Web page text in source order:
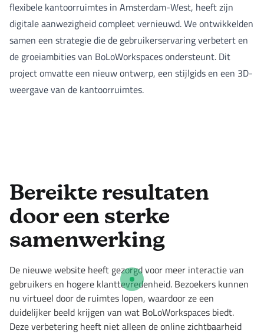
flexibele kantoorruimtes in Amsterdam-West, heeft zijn
digitale aanwezigheid compleet vernieuwd. We ontwikkelden
samen een strategie die de gebruikerservaring verbetert en
de groeiambities van BoLoWorkspaces ondersteunt. Dit
project omvatte een nieuw ontwerp, een stijlgids en een 3D-
weergave van de kantoorruimtes.
Bereikte resultaten
door een sterke
samenwerking
De nieuwe website heeft gezorgd voor meer interactie van
gebruikers en hogere klanttevredenheid. Bezoekers kunnen
nu virtueel door de ruimtes lopen, waardoor ze een
duidelijker beeld krijgen van wat BoLoWorkspaces biedt.
Deze verbetering heeft niet alleen de online zichtbaarheid